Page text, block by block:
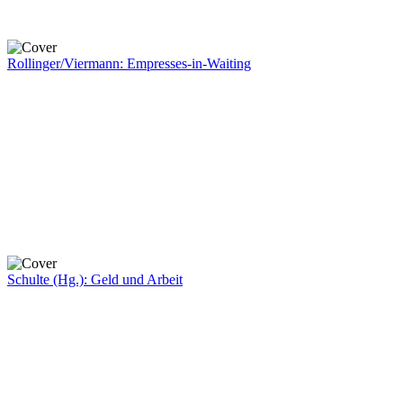
Rollinger/Viermann: Empresses-in-Waiting
Schulte (Hg.): Geld und Arbeit